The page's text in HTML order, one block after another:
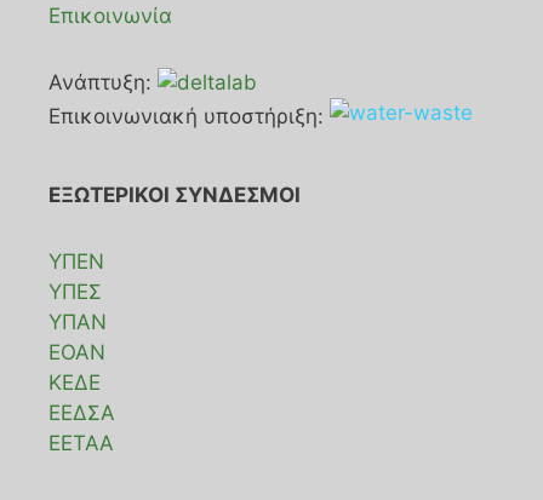
Επικοινωνία
Ανάπτυξη:
Επικοινωνιακή υποστήριξη:
ΕΞΩΤΕΡΙΚΟΙ ΣΥΝΔΕΣΜΟΙ
ΥΠΕΝ
ΥΠΕΣ
ΥΠΑΝ
ΕΟΑΝ
ΚΕΔΕ
ΕΕΔΣΑ
ΕΕΤΑΑ